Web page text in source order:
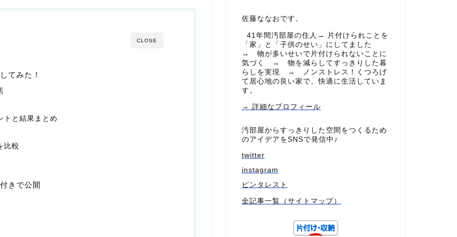
CLOSE
てみた！
トと結果まとめ
比較
きで公開
佐藤ななおです。
41年間汚部屋の住人→ 片付けられことを
「家」と「子供のせい」にしてました
→ 物が多いせいで片付けられないことに
気づく → 物を減らしてすっきりした暮
らしを実現 → ノンストレス！くつろげ
て居心地の良い家で、快適に生活していま
す。
→ 詳細なプロフィール
汚部屋からすっきりした空間をつくるため
のアイデアをSNSで発信中♪
twitter
instagram
ピンタレスト
全記事一覧（サイトマップ）